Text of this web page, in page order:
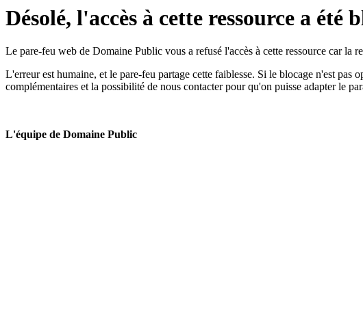
Désolé, l'accès à cette ressource a été
Le pare-feu web de Domaine Public vous a refusé l'accès à cette ressource car la
L'erreur est humaine, et le pare-feu partage cette faiblesse. Si le blocage n'est pas
complémentaires et la possibilité de nous contacter pour qu'on puisse adapter le
L'équipe de Domaine Public